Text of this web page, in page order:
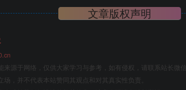
文章版权声明
源于网络，仅供大家学习与参考，如有侵权，请联系站长微
，并不代表本站赞同其观点和对其真实性负责。